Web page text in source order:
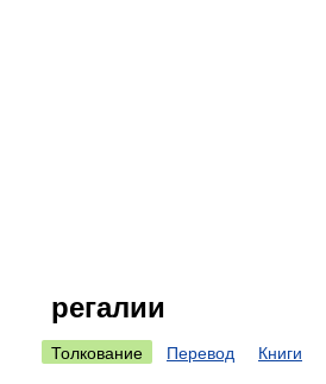
регалии
Толкование Перевод Книги